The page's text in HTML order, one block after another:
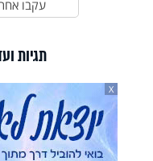
עקבו
תגיות
X